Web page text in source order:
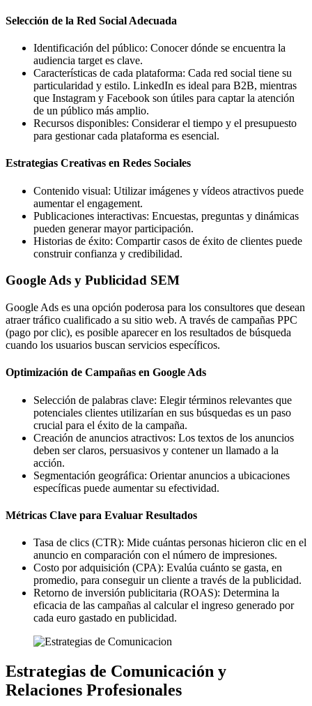
Selección de la Red Social Adecuada
Identificación del público: Conocer dónde se encuentra la
audiencia target es clave.
Características de cada plataforma: Cada red social tiene su
particularidad y estilo. LinkedIn es ideal para B2B, mientras
que Instagram y Facebook son útiles para captar la atención
de un público más amplio.
Recursos disponibles: Considerar el tiempo y el presupuesto
para gestionar cada plataforma es esencial.
Estrategias Creativas en Redes Sociales
Contenido visual: Utilizar imágenes y vídeos atractivos puede
aumentar el engagement.
Publicaciones interactivas: Encuestas, preguntas y dinámicas
pueden generar mayor participación.
Historias de éxito: Compartir casos de éxito de clientes puede
construir confianza y credibilidad.
Google Ads y Publicidad SEM
Google Ads es una opción poderosa para los consultores que desean
atraer tráfico cualificado a su sitio web. A través de campañas PPC
(pago por clic), es posible aparecer en los resultados de búsqueda
cuando los usuarios buscan servicios específicos.
Optimización de Campañas en Google Ads
Selección de palabras clave: Elegir términos relevantes que
potenciales clientes utilizarían en sus búsquedas es un paso
crucial para el éxito de la campaña.
Creación de anuncios atractivos: Los textos de los anuncios
deben ser claros, persuasivos y contener un llamado a la
acción.
Segmentación geográfica: Orientar anuncios a ubicaciones
específicas puede aumentar su efectividad.
Métricas Clave para Evaluar Resultados
Tasa de clics (CTR): Mide cuántas personas hicieron clic en el
anuncio en comparación con el número de impresiones.
Costo por adquisición (CPA): Evalúa cuánto se gasta, en
promedio, para conseguir un cliente a través de la publicidad.
Retorno de inversión publicitaria (ROAS): Determina la
eficacia de las campañas al calcular el ingreso generado por
cada euro gastado en publicidad.
Estrategias de Comunicación y
Relaciones Profesionales